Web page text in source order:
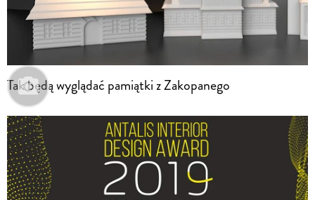
Tak będą wyglądać pamiątki z Zakopanego